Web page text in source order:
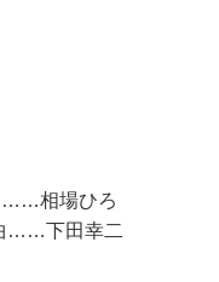
……相場ひろ
……下田幸二